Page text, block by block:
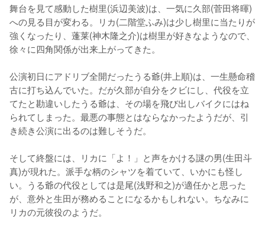
舞台を見て感動した樹里(浜辺美波)は、一気に久部(菅田将暉)
への見る目が変わる。リカ(二階堂ふみ)は少し樹里に当たりが
強くなったり、蓬莱(神木隆之介)は樹里が好きなようなので、
徐々に四角関係が出来上がってきた。
公演初日にアドリブ全開だったうる爺(井上順)は、一生懸命稽
古に打ち込んでいた。だが久部が自分をクビにし、代役を立
てたと勘違いしたうる爺は、その場を飛び出しバイクにはね
られてしまった。最悪の事態とはならなかったようだが、引
き続き公演に出るのは難しそうだ。
そして終盤には、リカに「よ！」と声をかける謎の男(生田斗
真)が現れた。派手な柄のシャツを着ていて、いかにも怪し
い。うる爺の代役としては是尾(浅野和之)が適任かと思った
が、意外と生田が務めることになるかもしれない。ちなみに
リカの元彼役のようだ。